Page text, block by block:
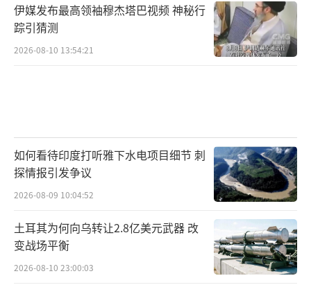
伊媒发布最高领袖穆杰塔巴视频 神秘行
踪引猜测
2026-08-10 13:54:21
如何看待印度打听雅下水电项目细节 刺
探情报引发争议
2026-08-09 10:04:52
土耳其为何向乌转让2.8亿美元武器 改
变战场平衡
2026-08-10 23:00:03